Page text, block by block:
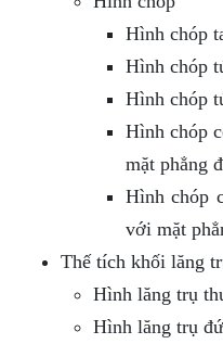
Hình chóp
Hình chóp
Hình chóp
Hình chóp
mặt phẳng
Hình chóp
với mặt
Thế tích khối lăng
Hình lăng trụ
Hình lăng trụ